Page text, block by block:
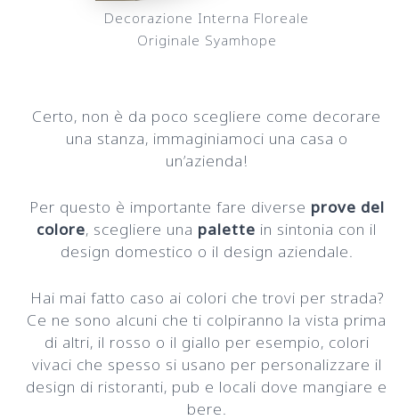
Decorazione Interna Floreale
Originale Syamhope
Certo, non è da poco scegliere come decorare
una stanza, immaginiamoci una casa o
un’azienda!
Per questo è importante fare diverse prove del
colore, scegliere una palette in sintonia con il
design domestico o il design aziendale.
Hai mai fatto caso ai colori che trovi per strada?
Ce ne sono alcuni che ti colpiranno la vista prima
di altri, il rosso o il giallo per esempio, colori
vivaci che spesso si usano per personalizzare il
design di ristoranti, pub e locali dove mangiare e
bere.